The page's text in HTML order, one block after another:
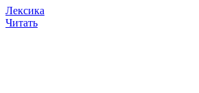
Лексика
Читать